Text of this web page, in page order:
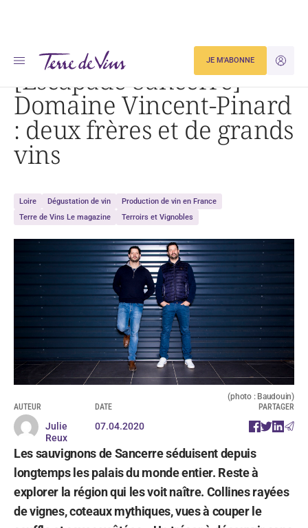
JE
JE M'ABONNE
Accueil [Escapade Sancerre] Domaine Vincent-Pinard : deux frères et de grands vins
[Escapade Sancerre]
Domaine Vincent-Pinard
: deux frères et de grands
vins
Loire Dégustation de vin
Production de vin en France
Terre de Vins Le magazine
Terroirs et Vignobles
(photo : Baudouin)
AUTEUR
Julie
Reux
DATE
07.04.2020
PARTAGER
Les sauvignons de Sancerre séduisent depuis
longtemps les palais du monde entier. Reste à
explorer la région qui les voit naître. Collines rayées
de vignes, coteaux mythiques, vues à couper le